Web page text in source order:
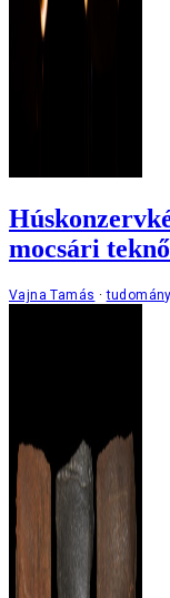
mocsári
Vajna Tamás tudomány